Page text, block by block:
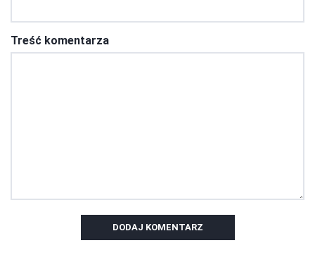
Treść komentarza
DODAJ KOMENTARZ